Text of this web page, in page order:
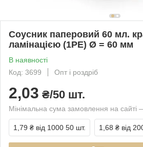
Соусник паперовий 60 мл.
ламінацією (1PE) Ø = 60 мм
В наявності
Код: 3699
Опт і роздріб
2,03 ₴/50 шт.
Мінімальна сума замовлення на сайті
1,79 ₴ від 1000 50 шт. 1,68 ₴ від